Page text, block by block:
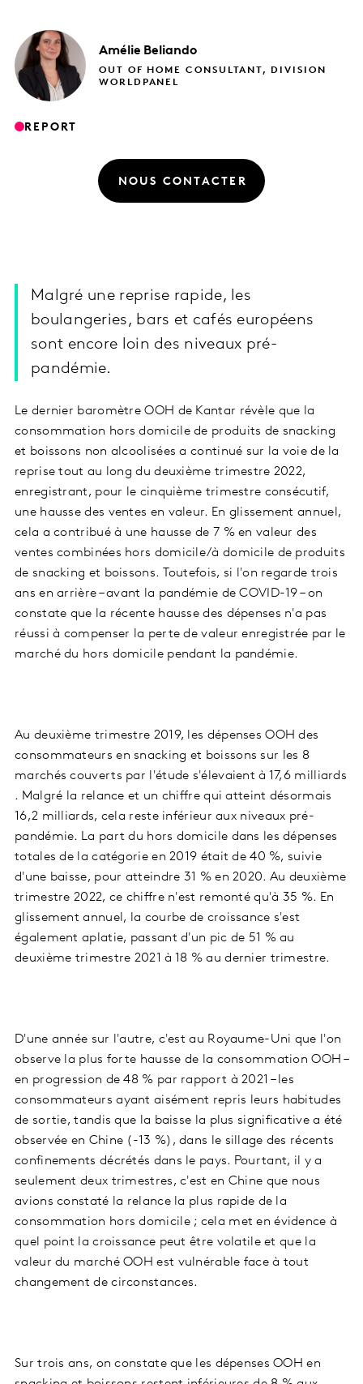
Amélie Beliando
OUT OF HOME CONSULTANT, DIVISION
WORLDPANEL
REPORT
NOUS CONTACTER
Malgré une reprise rapide, les
boulangeries, bars et cafés européens
sont encore loin des niveaux pré-
pandémie.
Le dernier baromètre OOH de Kantar révèle que la
consommation hors domicile de produits de snacking
et boissons non alcoolisées a continué sur la voie de la
reprise tout au long du deuxième trimestre 2022,
enregistrant, pour le cinquième trimestre consécutif,
une hausse des ventes en valeur. En glissement annuel,
cela a contribué à une hausse de 7 % en valeur des
ventes combinées hors domicile/à domicile de produits
de snacking et boissons. Toutefois, si l'on regarde trois
ans en arrière – avant la pandémie de COVID-19 – on
constate que la récente hausse des dépenses n'a pas
réussi à compenser la perte de valeur enregistrée par le
marché du hors domicile pendant la pandémie.
Au deuxième trimestre 2019, les dépenses OOH des
consommateurs en snacking et boissons sur les 8
marchés couverts par l'étude s'élevaient à 17,6 milliards
. Malgré la relance et un chiffre qui atteint désormais
16,2 milliards, cela reste inférieur aux niveaux pré-
pandémie. La part du hors domicile dans les dépenses
totales de la catégorie en 2019 était de 40 %, suivie
d'une baisse, pour atteindre 31 % en 2020. Au deuxième
trimestre 2022, ce chiffre n'est remonté qu'à 35 %. En
glissement annuel, la courbe de croissance s'est
également aplatie, passant d'un pic de 51 % au
deuxième trimestre 2021 à 18 % au dernier trimestre.
D'une année sur l'autre, c'est au Royaume-Uni que l'on
observe la plus forte hausse de la consommation OOH –
en progression de 48 % par rapport à 2021 – les
consommateurs ayant aisément repris leurs habitudes
de sortie, tandis que la baisse la plus significative a été
observée en Chine (-13 %), dans le sillage des récents
confinements décrétés dans le pays. Pourtant, il y a
seulement deux trimestres, c'est en Chine que nous
avions constaté la relance la plus rapide de la
consommation hors domicile ; cela met en évidence à
quel point la croissance peut être volatile et que la
valeur du marché OOH est vulnérable face à tout
changement de circonstances.
Sur trois ans, on constate que les dépenses OOH en